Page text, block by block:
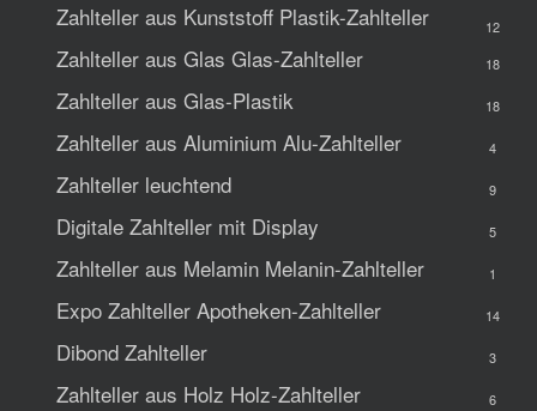
Zahlteller aus Kunststoff Plastik-Zahlteller 12
Zahlteller aus Glas Glas-Zahlteller 18
Zahlteller aus Glas-Plastik 18
Zahlteller aus Aluminium Alu-Zahlteller 4
Zahlteller leuchtend 9
Digitale Zahlteller mit Display 5
Zahlteller aus Melamin Melanin-Zahlteller 1
Expo Zahlteller Apotheken-Zahlteller 14
Dibond Zahlteller 3
Zahlteller aus Holz Holz-Zahlteller 6